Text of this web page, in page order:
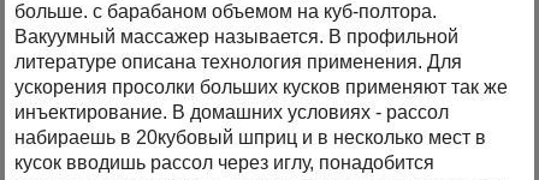
больше. с барабаном объемом на куб-полтора.
Вакуумный массажер называется. В профильной
литературе описана технология применения. Для
ускорения просолки больших кусков применяют так же
инъектирование. В домашних условиях - рассол
набираешь в 20кубовый шприц и в несколько мест в
кусок вводишь рассол через иглу, понадобится